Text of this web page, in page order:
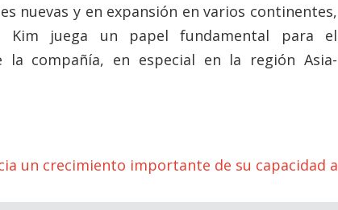
nuevas y en expansión en varios continentes,
Kim juega un papel fundamental para el
la compañía, en especial en la región Asia-
un crecimiento importante de su capacidad a